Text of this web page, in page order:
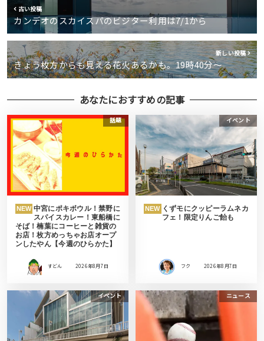
古い投稿
カンデオのスカイスパのビジター利用は7/1から
新しい投稿
きょう枚方からも見える花火あるかも。19時40分〜
あなたにおすすめの記事
話題
NEW 中宮にポキボウル！禁野に
スパイスカレー！東船橋に
そば！楠葉にコーヒーと雑貨の
お店！枚方めっちゃお店オープ
ンしたやん【今週のひらかた】
すどん 2026年8月7日
イベント
NEW くずモにクッピーラムネカ
フェ！限定りんご飴も
フク 2026年8月7日
イベント ニュース